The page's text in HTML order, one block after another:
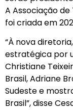
A Associação
foi criada em
“À nova
estratégica por
Christiane
Brasil, Adriane
Sudeste e
Brasil”, disse